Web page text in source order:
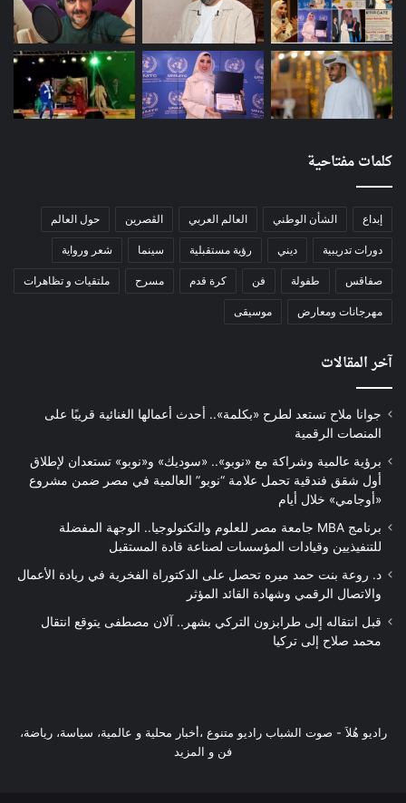
كلمات مفتاحية
إبداع الشأن الوطني العالم العربي الڨصرين حول العالم
دورات تدريبية ديني رؤية مستقبلية سينما شعر ورواية
صفاقس طفولة فن كرة قدم مسرح ملتقيات و تظاهرات
مهرجانات ومعارض موسيقى
آخر المقالات
جوانا ملاح تستعد لطرح «بكلمة».. أحدث أعمالها الغنائية قريبًا على
المنصات الرقمية
برؤية عالمية وشراكة مع «نوبو».. «سوديك» و«نوبو» تستعدان لإطلاق
أول شقق فندقية تحمل علامة “نوبو” العالمية في مصر ضمن مشروع
«أوجامي» خلال أيام
برنامج MBA جامعة مصر للعلوم والتكنولوجيا.. الوجهة المفضلة
للتنفيذيين وقيادات المؤسسات لصناعة قادة المستقبل
د. روعة بنت حمد ميره تحصل على الدكتوراة الفخرية في ريادة الأعمال
والاتصال الرقمي وشهادة القائد المؤثر
قبل انتقاله إلى طرابزون التركي بشهر.. آلان مصطفى يتوقع انتقال
محمد صلاح إلى تركيا
راديو هُلاَ‎ - صوت الشباب راديو متنوع ،أخبار محلية و عالمية، سياسة، رياضة،
فن و المزيد